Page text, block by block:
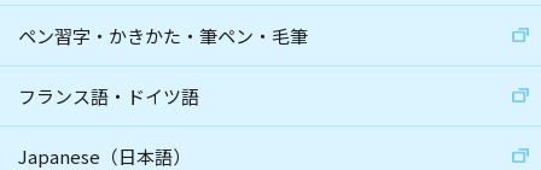
ペン習字・かきかた・筆ペン・毛筆
フランス語・ドイツ語
Japanese（日本語）